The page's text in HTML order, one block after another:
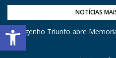
Barra de Ferramentas Aberta
NOTÍCIAS
Engenho Triunfo abre